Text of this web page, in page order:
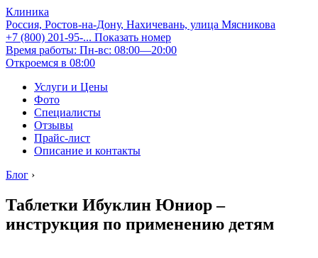
Клиника
Россия, Ростов-на-Дону, Нахичевань, улица Мясникова
+7 (800) 201-95-... Показать номер
Время работы: Пн-вс: 08:00—20:00
Откроемся в 08:00
Услуги и Цены
Фото
Специалисты
Отзывы
Прайс-лист
Описание и контакты
Блог ›
Таблетки Ибуклин Юниор –
инструкция по применению детям